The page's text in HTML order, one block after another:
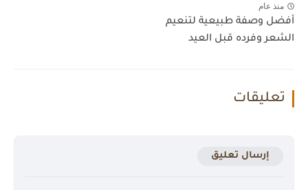
منذ عام
أفضل وصفة طبيعية لتنعيم
الشعر وفرده قبل العيد
تعليقات
إرسال تعليق